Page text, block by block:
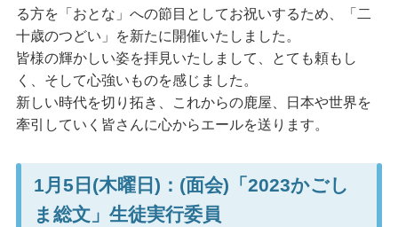
る方を「おとな」への節目としてお祝いするため、「二
十歳のつどい」を新たに開催いたしました。
皆様の輝かしい姿を拝見いたしまして、とても頼もし
く、そして心強いものを感じました。
新しい時代を切り拓き、これからの鹿屋、日本や世界を
牽引していく皆さんに心からエールを送ります。
1月5日(木曜日)：(面会)「2023かごし
ま総文」生徒実行委員